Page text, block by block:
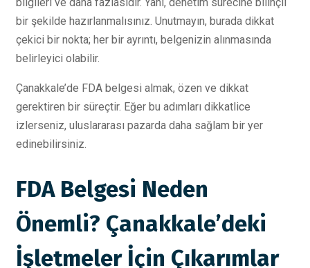
bir şekilde hazırlanmalısınız. Unutmayın, burada dikkat
çekici bir nokta; her bir ayrıntı, belgenizin alınmasında
belirleyici olabilir.
Çanakkale’de FDA belgesi almak, özen ve dikkat
gerektiren bir süreçtir. Eğer bu adımları dikkatlice
izlerseniz, uluslararası pazarda daha sağlam bir yer
edinebilirsiniz.
FDA Belgesi Neden
Önemli? Çanakkale’deki
İşletmeler İçin Çıkarımlar